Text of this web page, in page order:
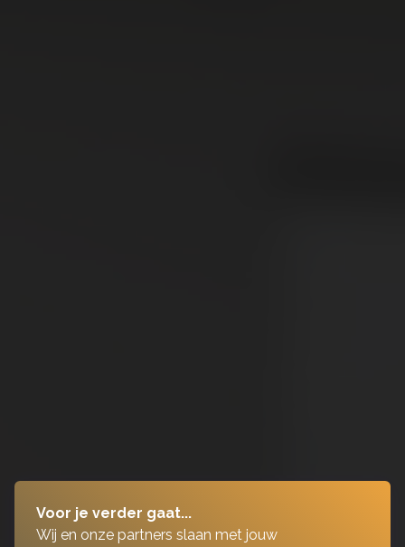
Voor je verder gaat...
Wij en onze partners slaan met jouw